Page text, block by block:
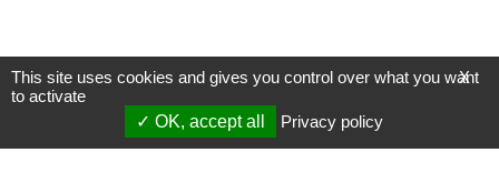
X
This site uses cookies and gives you control over what you want
to activate
OK, accept all
Privacy policy